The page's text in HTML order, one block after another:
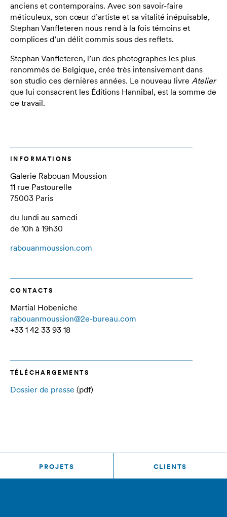
anciens et contemporains. Avec son savoir-faire
méticuleux, son cœur d’artiste et sa vitalité inépuisable,
Stephan Vanfleteren nous rend à la fois témoins et
complices d’un délit commis sous des reflets.
Stephan Vanfleteren, l’un des photographes les plus
renommés de Belgique, crée très intensivement dans
son studio ces dernières années. Le nouveau livre Atelier
que lui consacrent les Éditions Hannibal, est la somme de
ce travail.
INFORMATIONS
Galerie Rabouan Moussion
11 rue Pastourelle
75003 Paris
du lundi au samedi
de 10h à 19h30
rabouanmoussion.com
CONTACTS
Martial Hobeniche
rabouanmoussion@2e-bureau.com
+33 1 42 33 93 18
TÉLÉCHARGEMENTS
Dossier de presse (pdf)
PROJETS CLIENTS